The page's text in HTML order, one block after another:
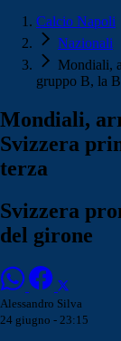
Calcio Napoli
Nazionali
Mondiali,
gruppo B, la
Mondiali,
Svizzera
terza
Svizzera
del girone
Alessandro Silva
24 giugno - 23:15